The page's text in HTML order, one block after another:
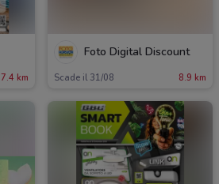
7.4 km
Foto Digital Discount
Scade il 31/08 8.9 km